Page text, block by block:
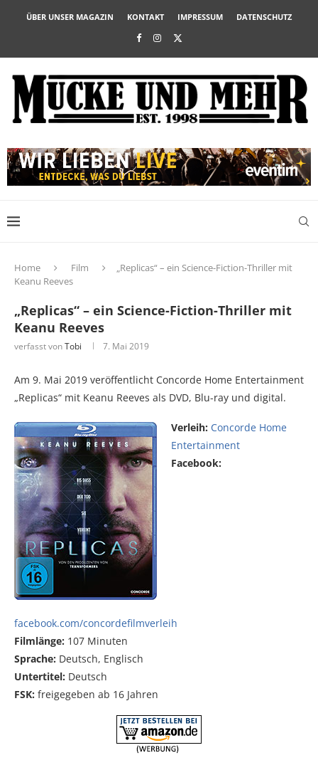
ÜBER UNSER MAGAZIN KONTAKT IMPRESSUM DATENSCHUTZ
Home Film
„Replicas“ – ein Science-Fiction-Thriller mit
Keanu Reeves
„Replicas“ – ein Science-Fiction-Thriller mit
Keanu Reeves
verfasst vonTobi 7. Mai 2019
Am 9. Mai 2019 veröffentlicht Concorde Home Entertainment
„Replicas“ mit Keanu Reeves als DVD, Blu-ray und digital.
Verleih: Concorde Home
Entertainment
Facebook:
facebook.com/concordefilmverleih
Filmlänge: 107 Minuten
Sprache: Deutsch, Englisch
Untertitel: Deutsch
FSK: freigegeben ab 16 Jahren